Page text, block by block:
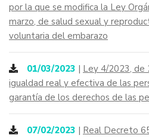
por la que se modifica la Ley
marzo, de salud sexual y
voluntaria del embarazo
01/03/2023 | Ley 4/2023, de
igualdad real y efectiva de las
garantía de los derechos de las
07/02/2023 | Real Decreto